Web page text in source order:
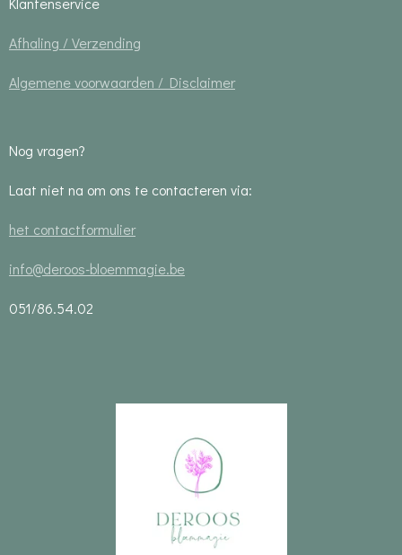
Afhaling / Verzending
Algemene voorwaarden / Disclaimer
Nog vragen?
Laat niet na om ons te contacteren via:
het contactformulier
info@deroos-bloemmagie.be
051/86.54.02